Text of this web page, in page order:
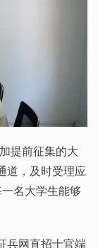
提前征集的大
道，及时受理应
名大学生能够
兵网直招士官端